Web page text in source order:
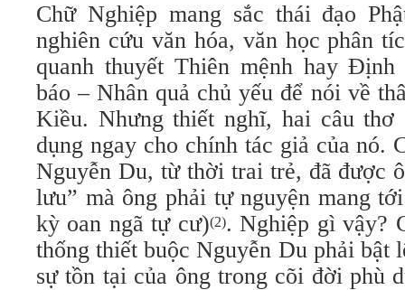
Chữ Nghiệp mang sắc thái đạo
nghiên cứu văn hóa, văn học phân
quanh thuyết Thiên mệnh hay Định
báo – Nhân quả chủ yếu để nói về
Kiều. Nhưng thiết nghĩ, hai câu thơ
dụng ngay cho chính tác giả của nó.
Nguyễn Du, từ thời trai trẻ, đã được
lưu” mà ông phải tự nguyện mang
kỳ oan ngã tự cư)(2). Nghiệp gì vậy?
thống thiết buộc Nguyễn Du phải bật
sự tồn tại của ông trong cõi đời phù